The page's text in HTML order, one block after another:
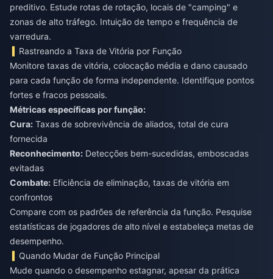
preditivo. Estude rotas de rotação, locais de "camping" e
zonas de alto tráfego. Intuição de tempo e frequência de
varredura.
Rastreando a Taxa de Vitória por Função
Monitore taxas de vitória, colocação média e dano causado
para cada função de forma independente. Identifique pontos
fortes e fracos pessoais.
Métricas específicas por função:
Cura: Taxas de sobrevivência de aliados, total de cura
fornecida
Reconhecimento: Detecções bem-sucedidas, emboscadas
evitadas
Combate: Eficiência de eliminação, taxas de vitória em
confrontos
Compare com os padrões de referência da função. Pesquise
estatísticas de jogadores de alto nível e estabeleça metas de
desempenho.
Quando Mudar de Função Principal
Mude quando o desempenho estagnar, apesar da prática